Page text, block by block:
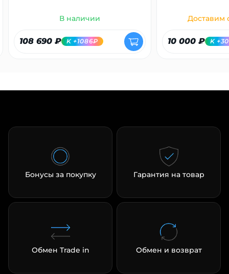
В наличии
108 690 ₽ K +1086₽
Доставим
10 000 ₽ K
Бонусы за покупку Гарантия на товар
Обмен Trade in Обмен и возврат